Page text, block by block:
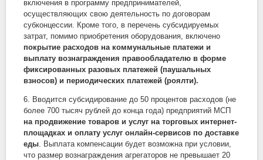
включения в программу предпринимателей,
осуществляющих свою деятельность по договорам
субконцессии. Кроме того, в перечень субсидируемых
затрат, помимо приобретения оборудования, включено
покрытие расходов на коммунальные платежи и
выплату вознаграждения правообладателю в форме
фиксированных разовых платежей (паушальных
взносов) и периодических платежей (роялти).
6. Вводится субсидирование до 50 процентов расходов (не
более 700 тысяч рублей до конца года) предприятий МСП
на продвижение товаров и услуг на торговых интернет-
площадках и оплату услуг онлайн-сервисов по доставке
еды. Выплата компенсации будет возможна при условии,
что размер вознаграждения агрегаторов не превышает 20